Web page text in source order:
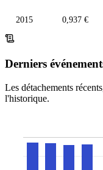
2015 0,937 €
Derniers
Les détachements
l'historique.